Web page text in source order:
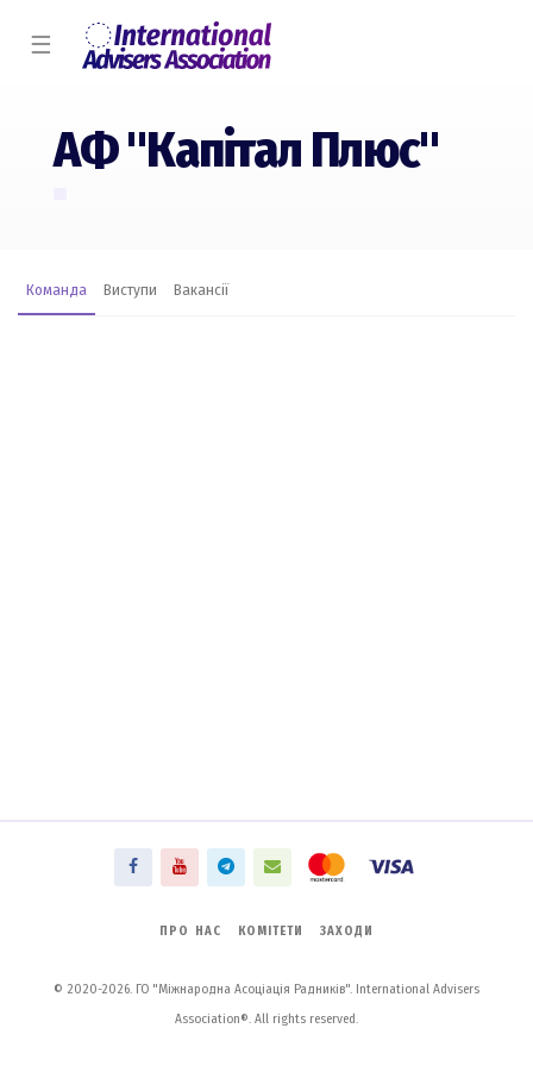
☰
АФ "Капітал Плюс"
Команда Виступи Вакансії
ПРО НАС КОМІТЕТИ ЗАХОДИ
© 2020-2026. ГО "Міжнародна Асоціація Радників". International Advisers
Association®. All rights reserved.